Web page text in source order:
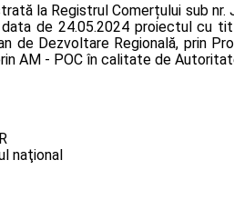
la Registrul Comerțului sub nr.
de 24.05.2024 proiectul cu
de Dezvoltare Regională, prin
AM - POC în calitate de
naţional